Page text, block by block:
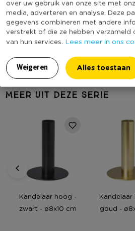
over uw gebruik van onze site met
media, adverteren en analyse. Deze
gegevens combineren met andere
verstrekt of die ze hebben verzameld
van hun services. Lees meer in ons
Weigeren Alles toestaan
Contactgegevens
Xenos B.V, Schutweg 8, 5145NP
www.xenos.nl/klantenservice
Producthoogte (cm)
Kleur
MEER UIT DEZE SERIE
Kandelaar hoog -
zwart - ø8x10 cm
goud -